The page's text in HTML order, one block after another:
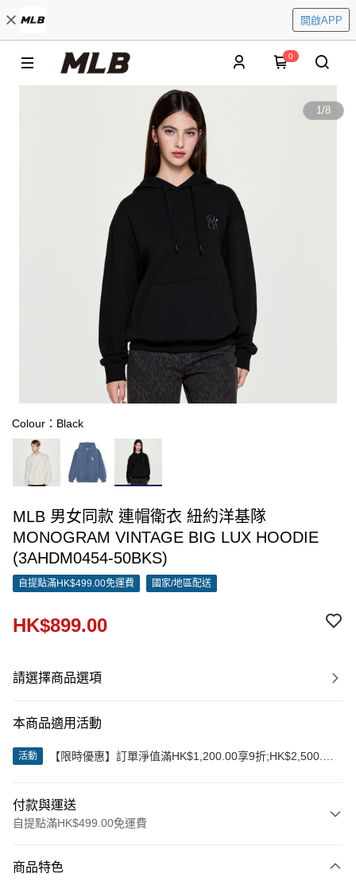
開啟APP
0
1/8
Colour：Black
MLB 男女同款 連帽衛衣 紐約洋基隊
MONOGRAM VINTAGE BIG LUX HOODIE
(3AHDM0454-50BKS)
自提點滿HK$499.00免運費 國家/地區配送
HK$899.00
請選擇商品選項
本商品適用活動
活動
【限時優惠】訂單淨值滿HK$1,200.00享9折;HK$2,500.00
付款與運送
自提點滿HK$499.00免運費
信用卡
商品特色